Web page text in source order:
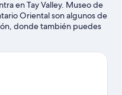
en Tay Valley. Museo de
Oriental son algunos de
donde también puedes
Drive-In Theatre si